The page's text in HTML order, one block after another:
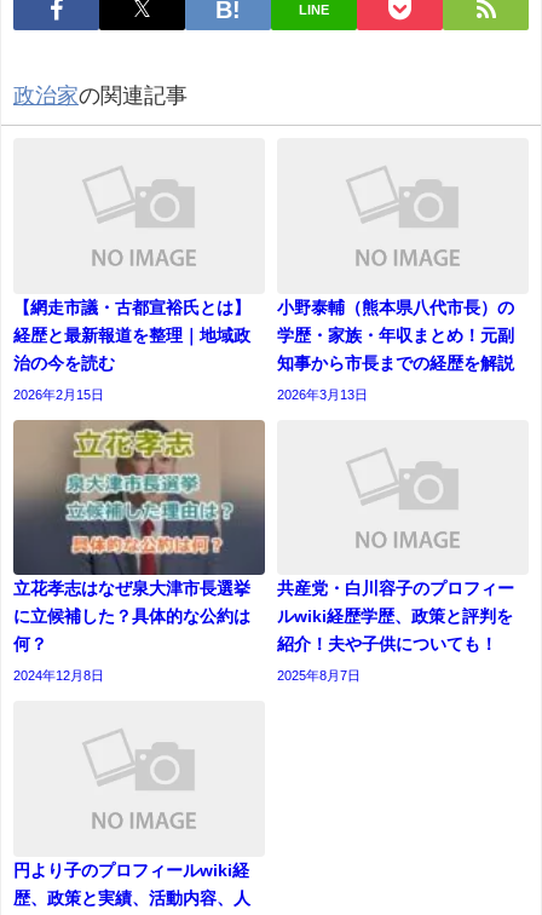
LINE
政治家の関連記事
【網走市議・古都宣裕氏とは】
経歴と最新報道を整理｜地域政
治の今を読む
2026年2月15日
小野泰輔（熊本県八代市長）の
学歴・家族・年収まとめ！元副
知事から市長までの経歴を解説
2026年3月13日
立花孝志はなぜ泉大津市長選挙
に立候補した？具体的な公約は
何？
2024年12月8日
共産党・白川容子のプロフィー
ルwiki経歴学歴、政策と評判を
紹介！夫や子供についても！
2025年8月7日
円より子のプロフィールwiki経
歴、政策と実績、活動内容、人